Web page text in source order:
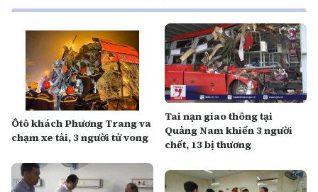
Ôtô khách Phương Trang va
chạm xe tải, 3 người tử vong
Tai nạn giao thông tại
Quảng Nam khiến 3 người
chết, 13 bị thương